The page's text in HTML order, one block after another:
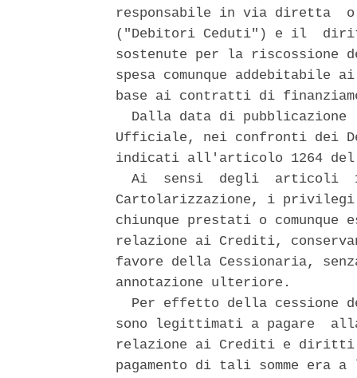
responsabile in via diretta
("Debitori Ceduti") e il
sostenute per la riscossione
spesa comunque
base ai contratti di
Dalla data di pubblicazione
Ufficiale, nei confronti dei
indicati all'articolo 1264
Ai  sensi  degli  articoli
Cartolarizzazione, i
chiunque prestati o
relazione ai Crediti,
favore della Cessionaria,
annotazione ulteriore.
Per effetto della cessione
sono legittimati a pagare
relazione ai Crediti e
pagamento di tali somme